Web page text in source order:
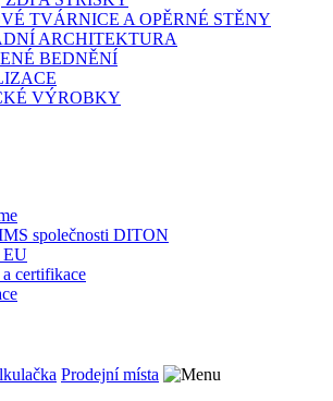
TVÁRNICE A OPĚRNÉ STĚNY
ARCHITEKTURA
BEDNĚNÍ
VÝROBKY
společnosti DITON
EU
certifikace
Prodejní místa